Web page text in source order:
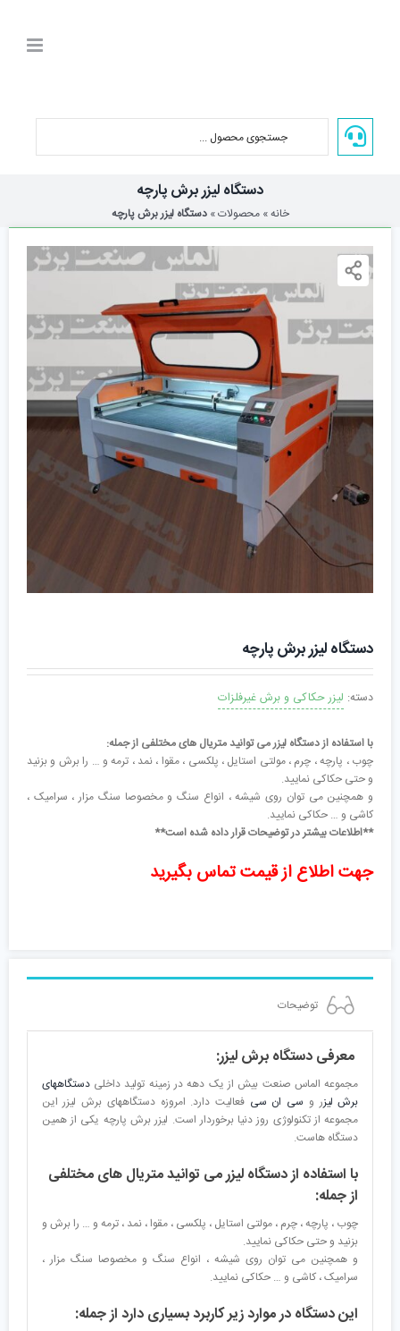
دستگاه لیزر برش پارچه
خانه»محصولات»دستگاه لیزر برش پارچه
دستگاه لیزر برش پارچه
دسته: لیزر حکاکی و برش غیرفلزات
با استفاده از دستگاه لیزر می توانید متریال های مختلفی از جمله:
چوب ، پارچه ، چرم ، مولتی استایل ، پلکسی ، مقوا ، نمد ، ترمه و … را برش و بزنید
و حتی حکاکی نمایید.
و همچنین می توان روی شیشه ، انواع سنگ و مخصوصا سنگ مزار ، سرامیک ،
کاشی و … حکاکی نمایید.
**اطلاعات بیشتر در توضیحات قرار داده شده است**
جهت اطلاع از قیمت تماس بگیرید
توضیحات
معرفی دستگاه برش لیزر:
مجموعه الماس صنعت بیش از یک دهه در زمینه تولید داخلیدستگاههای
برش لیزر و سی ان سی فعالیت دارد. امروزه دستگاههای برش لیزر این
مجموعه از تکنولوژی روز دنیا برخوردار است. لیزر برش پارچه یکی از همین
دستگاه هاست.
با استفاده از دستگاه لیزر می توانید متریال های مختلفی
از جمله:
چوب ، پارچه ، چرم ، مولتی استایل ، پلکسی ، مقوا ، نمد ، ترمه و … را برش و
بزنید و حتی حکاکی نمایید.
و همچنین می توان روی شیشه ، انواع سنگ و مخصوصا سنگ مزار ،
سرامیک ، کاشی و … حکاکی نمایید.
این دستگاه در موارد زیر کاربرد بسیاری دارد از جمله: